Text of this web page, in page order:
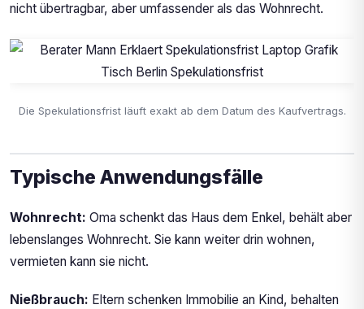
nicht übertragbar, aber umfassender als das Wohnrecht.
Die Spekulationsfrist läuft exakt ab dem Datum des Kaufvertrags.
Typische Anwendungsfälle
Wohnrecht: Oma schenkt das Haus dem Enkel, behält aber
lebenslanges Wohnrecht. Sie kann weiter drin wohnen,
vermieten kann sie nicht.
Nießbrauch: Eltern schenken Immobilie an Kind, behalten